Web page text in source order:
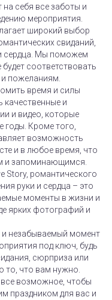
себя все заботы и
мероприятия.
широкий выбор
свиданий,
сердца. Мы поможем
соответствовать
пожеланиям.
время и силы
качественные и
и видео, которые
годы. Кроме того,
возможность
и в любое время, что
и запоминающимся.
Story, романтического
руки и сердца – это
моменты в жизни и
ярких фотографий и
и незабываемый момент
под ключ, будь
сюрприза или
то, что вам нужно.
возможное, чтобы
праздником для вас и